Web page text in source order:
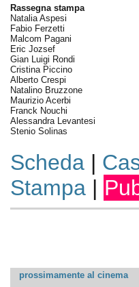
Rassegna stampa
Natalia Aspesi
Fabio Ferzetti
Malcom Pagani
Eric Jozsef
Gian Luigi Rondi
Cristina Piccino
Alberto Crespi
Natalino Bruzzone
Maurizio Acerbi
Franck Nouchi
Alessandra Levantesi
Stenio Solinas
Scheda|
Stampa|
prossimamente al cinema